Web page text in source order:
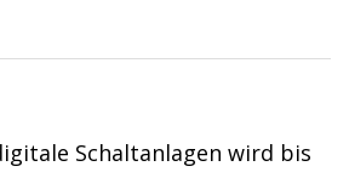
Schaltanlagen wird bis